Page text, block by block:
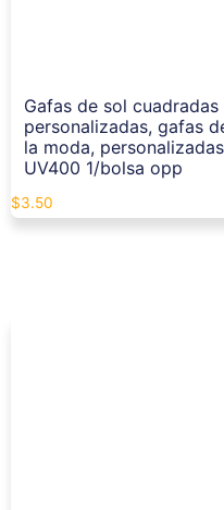
Gafas de sol
personalizadas, gafas
la moda,
UV400 1/bolsa opp
$3.50